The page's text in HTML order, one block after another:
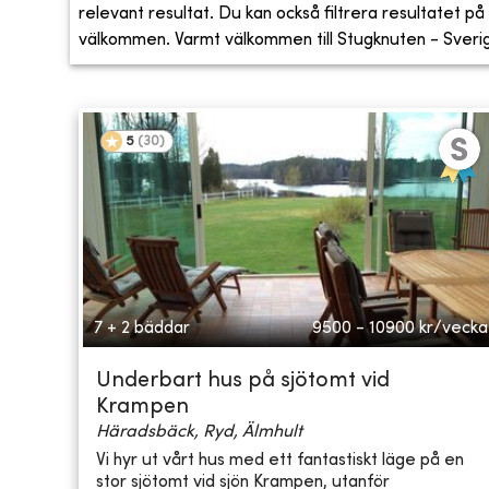
relevant resultat. Du kan också filtrera resultatet på
välkommen. Varmt välkommen till Stugknuten -
5 (30)
7 + 2 bäddar 9500 - 10900 kr/vecka
Underbart hus på sjötomt vid
Krampen
Häradsbäck, Ryd, Älmhult
Vi hyr ut vårt hus med ett fantastiskt läge på en
stor sjötomt vid sjön Krampen, utanför